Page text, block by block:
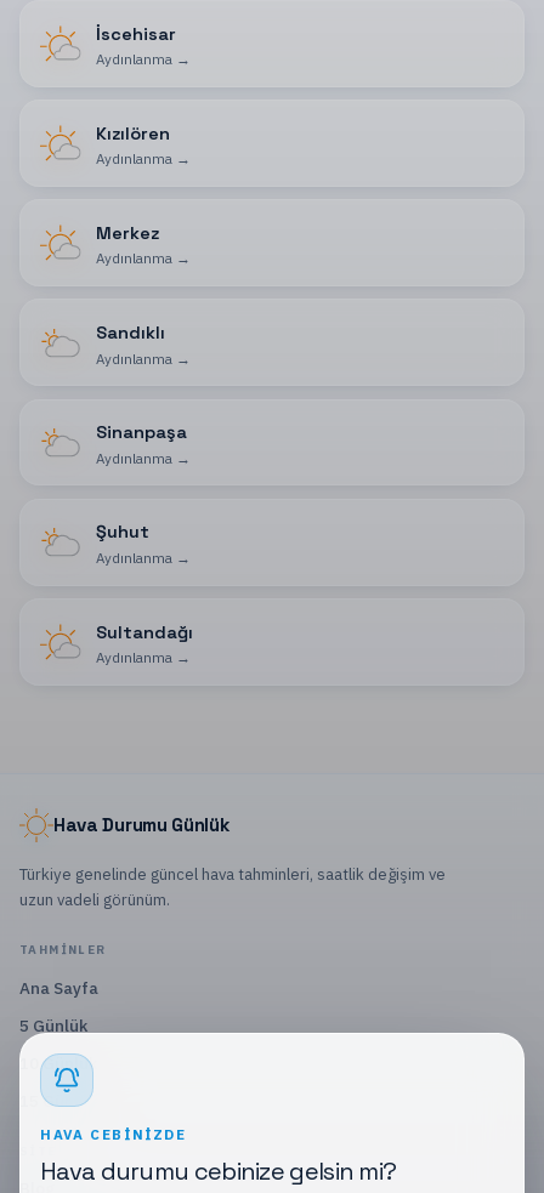
İscehisar
Aydınlanma→
Kızılören
Aydınlanma→
Merkez
Aydınlanma→
Sandıklı
Aydınlanma →
Sinanpaşa
Aydınlanma →
Şuhut
Aydınlanma →
Sultandağı
Aydınlanma→
Hava Durumu Günlük
Türkiye genelinde güncel hava tahminleri, saatlik değişim ve
uzun vadeli görünüm.
TAHMINLER
Ana Sayfa
5 Günlük
10 Günlük
15 Günlük
HAVA CEBINIZDE
Hava durumu cebinize gelsin mi?